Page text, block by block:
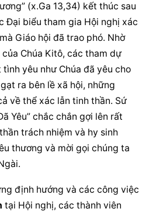
(x.Ga 13,34) kết thúc sau
Đại biểu tham gia Hội nghị xác
Giáo hội đã trao phó. Nhờ
Chúa Kitô, các tham dự
yêu như Chúa đã yêu cho
ra bên lề xã hội, những
về thể xác lẫn tinh thần. Sứ
Yêu” chắc chắn gợi lên rất
trách nhiệm và hy sinh
thương và mời gọi chúng ta
định hướng và các công việc
tại Hội nghị, các thành viên